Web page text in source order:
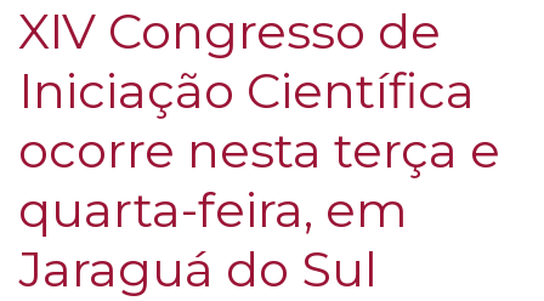
XIV Congresso de
Iniciação Científica
ocorre nesta terça e
quarta-feira, em
Jaraguá do Sul